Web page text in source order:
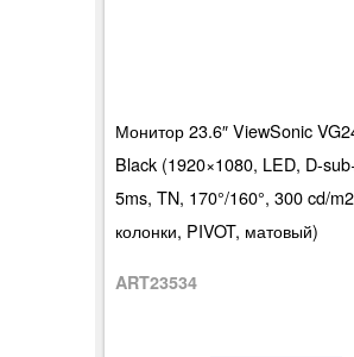
Монитор 23.6″ ViewSonic
Black (1920×1080, LED, D-
5ms, TN, 170°/160°, 300 cd/
колонки, PIVOT, матовый)
ART23534